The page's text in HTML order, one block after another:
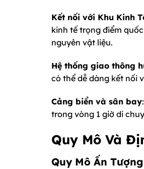
Kết nối với Khu Kinh
kinh tế trọng điểm
nguyên vật liệu.
Hệ thống giao thông
có thể dễ dàng kết nối
Cảng biển và sân bay
trong vòng 1 giờ di
Quy Mô Và
Quy Mô Ấn